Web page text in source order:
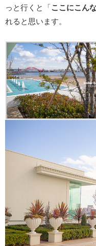
っと行くと「 ここにこん
れると思います。